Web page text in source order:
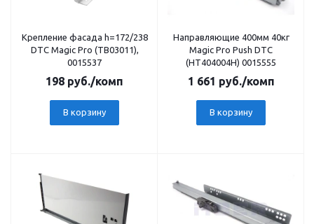
Крепление фасада h=172/238
DTC Magic Pro (ТВ03011),
0015537
198 руб./комп
В корзину
Направляющие 400мм 40кг
Magic Pro Push DTC
(НТ404004Н) 0015555
1 661 руб./комп
В корзину